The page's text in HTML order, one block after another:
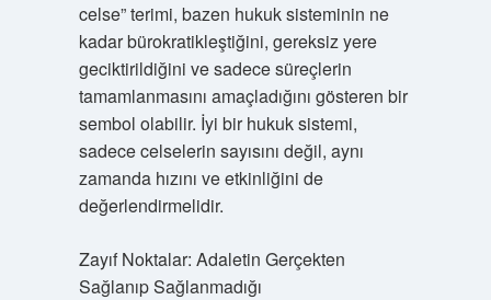
celse” terimi, bazen hukuk sisteminin ne
kadar bürokratikleştiğini, gereksiz yere
geciktirildiğini ve sadece süreçlerin
tamamlanmasını amaçladığını gösteren bir
sembol olabilir. İyi bir hukuk sistemi,
sadece celselerin sayısını değil, aynı
zamanda hızını ve etkinliğini de
değerlendirmelidir.
Zayıf Noktalar: Adaletin Gerçekten
Sağlanıp Sağlanmadığı